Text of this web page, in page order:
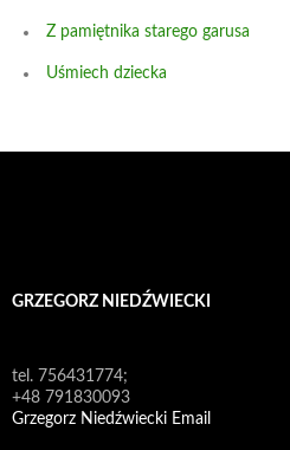
Z pamiętnika starego garusa
Uśmiech dziecka
GRZEGORZ NIEDŹWIECKI
tel. 756431774;
+48 791830093
Grzegorz Niedźwiecki Email